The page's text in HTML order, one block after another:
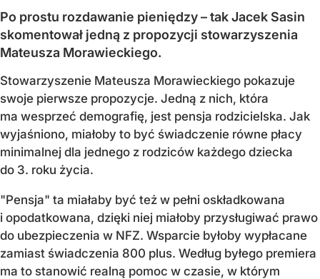
Po prostu rozdawanie pieniędzy – tak Jacek Sasin
skomentował jedną z propozycji stowarzyszenia
Mateusza Morawieckiego.
Stowarzyszenie Mateusza Morawieckiego pokazuje
swoje pierwsze propozycje. Jedną z nich, która
ma wesprzeć demografię, jest pensja rodzicielska. Jak
wyjaśniono, miałoby to być świadczenie równe płacy
minimalnej dla jednego z rodziców każdego dziecka
do 3. roku życia.
"Pensja" ta miałaby być też w pełni oskładkowana
i opodatkowana, dzięki niej miałoby przysługiwać prawo
do ubezpieczenia w NFZ. Wsparcie byłoby wypłacane
zamiast świadczenia 800 plus. Według byłego premiera
ma to stanowić realną pomoc w czasie, w którym